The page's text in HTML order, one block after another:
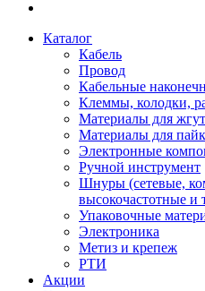
Каталог
Кабель
Провод
Кабельные
Клеммы, колодки,
Материалы для
Материалы для
Электронные
Ручной инструмент
Шнуры (сетевые,
высокочастотные и
Упаковочные
Электроника
Метиз и крепеж
РТИ
Акции